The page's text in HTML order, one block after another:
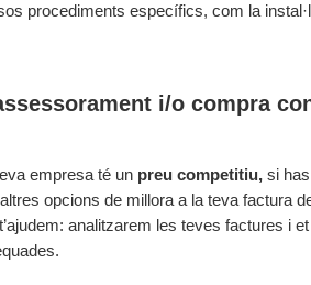
procediments específics, com la
i/o compra
empresa té un preu competitiu, si
opcions de millora a la teva factura
analitzarem les teves factures i